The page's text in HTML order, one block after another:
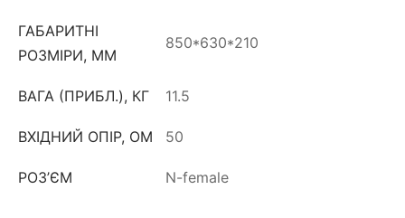
ГАБАРИТНІ
РОЗМІРИ, ММ
850*630*210
ВАГА (ПРИБЛ.), КГ 11.5
ВХІДНИЙ ОПІР, ОМ 50
РОЗ’ЄМ N-female